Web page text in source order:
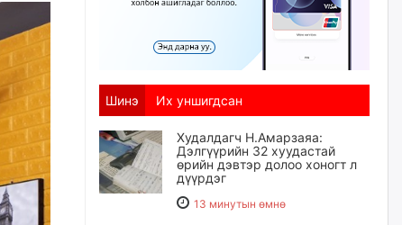
Шинэ Их уншигдсан
Худалдагч Н.Амарзаяа:
Дэлгүүрийн 32 хуудастай
өрийн дэвтэр долоо хоногт л
дүүрдэг
13 минутын өмнө